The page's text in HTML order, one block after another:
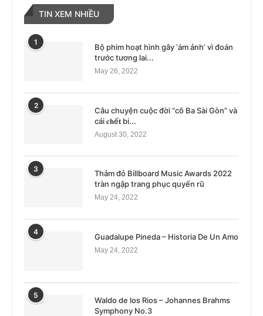
TIN XEM NHIỀU
1
Bộ phim hoạt hình gây ‘ám ảnh’ vì đoán
trước tương lai...
May 26, 2022
2
Câu chuyện cuộc đời “cô Ba Sài Gòn” và
cái 𝐜𝐡ế𝐭 bi...
August 30, 2022
3
Thảm đỏ Billboard Music Awards 2022
tràn ngập trang phục quyến rũ
May 24, 2022
4
Guadalupe Pineda – Historia De Un Amo
May 24, 2022
5
Waldo de los Rios – Johannes Brahms
Symphony No.3